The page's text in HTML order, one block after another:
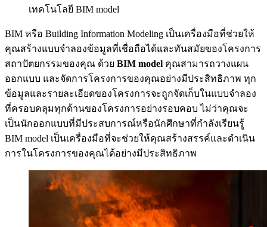
เทคโนโลยี BIM model
BIM หรือ Building Information Modeling เป็นเครื่องมือที่ช่วยให้
คุณสร้างแบบจำลองข้อมูลที่เชื่อถือได้และทันสมัยของโครงการ
สถาปัตยกรรมของคุณ ด้วย BIM model คุณสามารถวางแผน
ออกแบบ และจัดการโครงการของคุณอย่างมีประสิทธิภาพ ทุก
ข้อมูลและรายละเอียดของโครงการจะถูกจัดเก็บในแบบจำลอง
ที่ครอบคลุมทุกด้านของโครงการอย่างรอบคอบ ไม่ว่าคุณจะ
เป็นนักออกแบบที่มีประสบการณ์หรือนักศึกษาที่กำลังเรียนรู้
BIM model เป็นเครื่องมือที่จะช่วยให้คุณสร้างสรรค์และดำเนิน
การในโครงการของคุณได้อย่างมีประสิทธิภาพ